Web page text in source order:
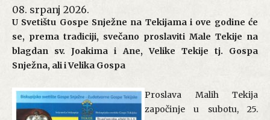
08. srpanj 2026.
U Svetištu Gospe Snježne na Tekijama i ove godine će
se, prema tradiciji, svečano proslaviti Male Tekije na
blagdan sv. Joakima i Ane, Velike Tekije tj. Gospa
Snježna, ali i Velika Gospa
Proslava Malih Tekija
započinje u subotu, 25.